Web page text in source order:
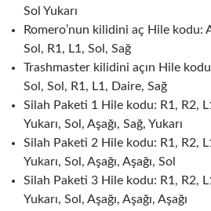
Sol Yukarı
Romero’nun kilidini aç Hile kodu:
Sol, R1, L1, Sol, Sağ
Trashmaster kilidini açın Hile
Sol, Sol, R1, L1, Daire, Sağ
Silah Paketi 1 Hile kodu: R1, R2,
Yukarı, Sol, Aşağı, Sağ, Yukarı
Silah Paketi 2 Hile kodu: R1, R2,
Yukarı, Sol, Aşağı, Aşağı, Sol
Silah Paketi 3 Hile kodu: R1, R2,
Yukarı, Sol, Aşağı, Aşağı, Aşağı